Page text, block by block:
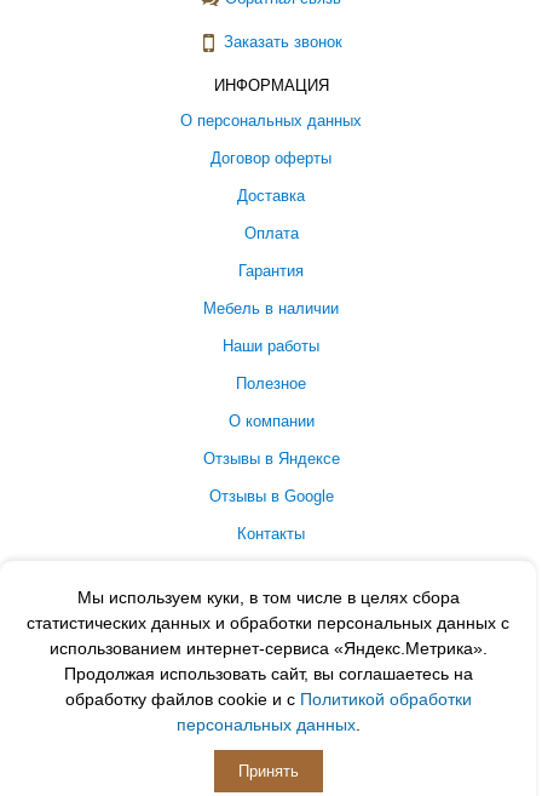
Мы используем куки, в том числе в целях сбора
статистических данных и обработки персональных данных с
использованием интернет-сервиса «Яндекс.Метрика».
Продолжая использовать сайт, вы соглашаетесь на
обработку файлов cookie и с Политикой обработки
персональных данных.
Принять
Заказать звонок
ИНФОРМАЦИЯ
О персональных данных
Договор оферты
Доставка
Оплата
Гарантия
Мебель в наличии
Наши работы
Полезное
О компании
Отзывы в Яндексе
Отзывы в Google
Контакты